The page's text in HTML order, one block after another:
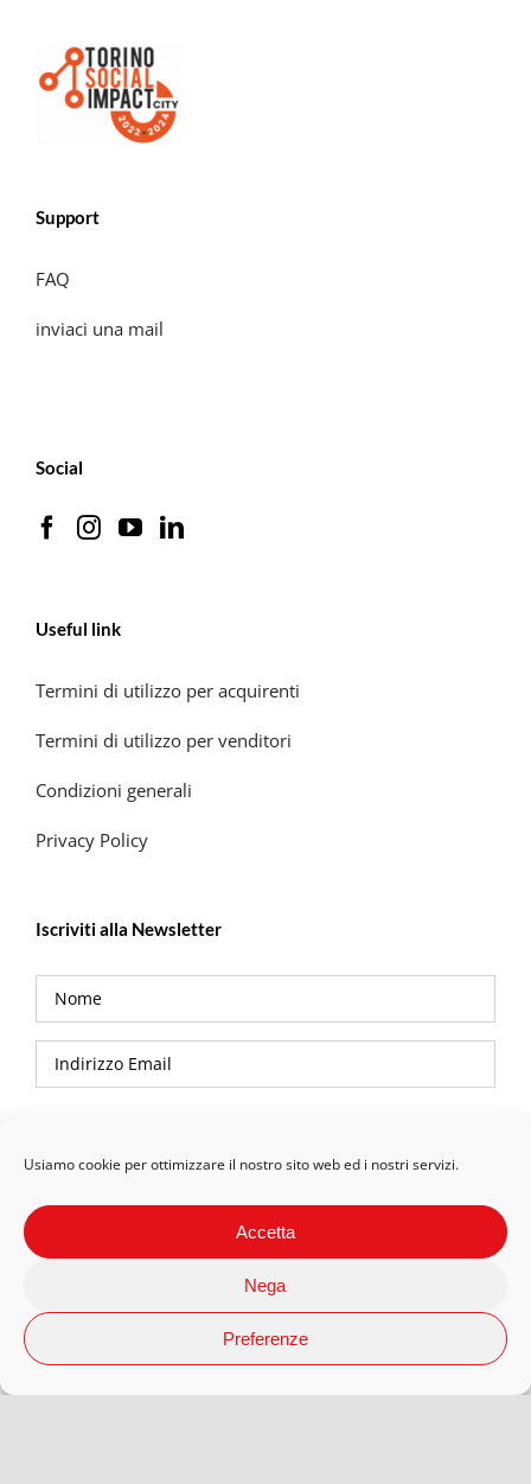
Usiamo cookie per ottimizzare il nostro sito web ed i nostri servizi.
Accetta
Nega
Preferenze
Support
FAQ
inviaci una mail
Social
Useful link
Termini di utilizzo per acquirenti
Termini di utilizzo per venditori
Condizioni generali
Privacy Policy
Iscriviti alla Newsletter